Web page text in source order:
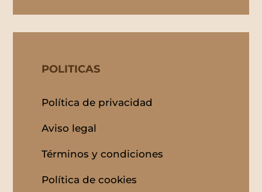
POLITICAS
Política de privacidad
Aviso legal
Términos y condiciones
Política de cookies